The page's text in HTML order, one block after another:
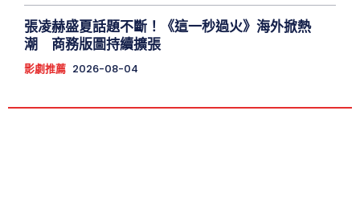
張凌赫盛夏話題不斷！《這一秒過火》海外掀熱
潮 商務版圖持續擴張
影劇推薦 2026-08-04